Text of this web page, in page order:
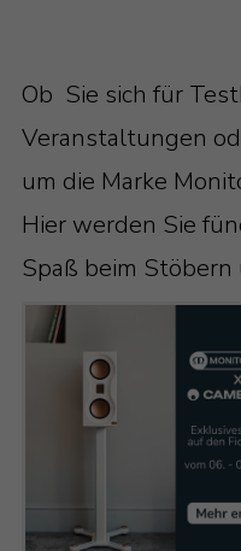
Ob Sie sich für
Veranstaltungen
um die Marke
Hier werden Sie
Spaß beim